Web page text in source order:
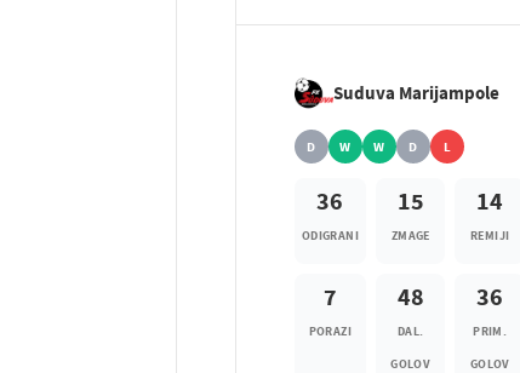
Suduva Marijampole
D W W D L
36
ODIGRANI
15
ZMAGE
14
REMIJI
7
PORAZI
48
DAL.
GOLOV
36
PRIM.
GOLOV